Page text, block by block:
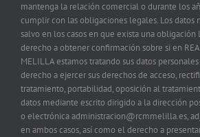
mantenga la relación comercial o durante los
cumplir con las obligaciones legales. Los datos
salvo en los casos en que exista una obligación
derecho a obtener confirmación sobre si en
MELILLA estamos tratando sus datos
derecho a ejercer sus derechos de acceso,
tratamiento, portabilidad, oposición al
datos mediante escrito dirigido a la dirección
o electrónica administracion@rcmmelilla.es,
en ambos casos, así como el derecho a